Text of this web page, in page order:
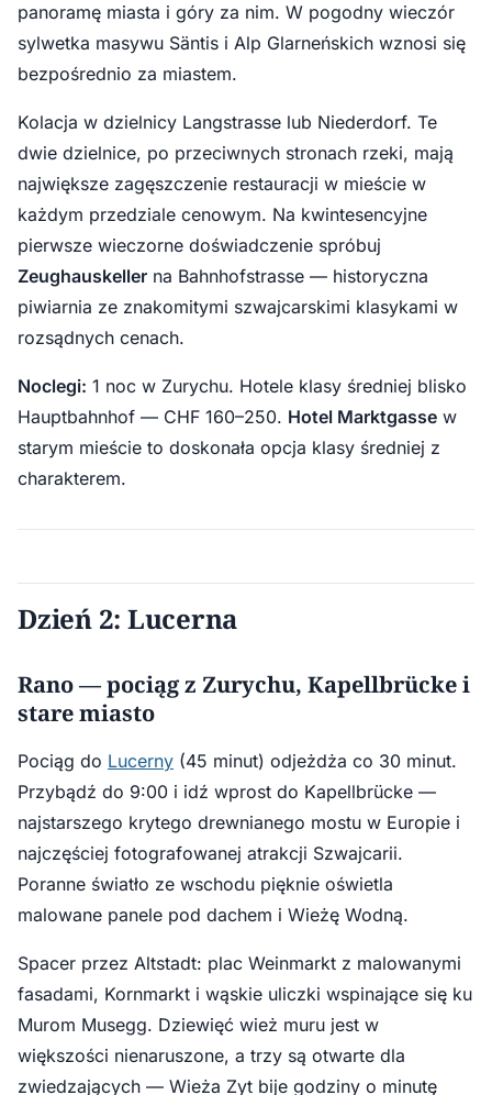
panoramę miasta i góry za nim. W pogodny wieczór
sylwetka masywu Säntis i Alp Glarneńskich wznosi się
bezpośrednio za miastem.
Kolacja w dzielnicy Langstrasse lub Niederdorf. Te
dwie dzielnice, po przeciwnych stronach rzeki, mają
największe zagęszczenie restauracji w mieście w
każdym przedziale cenowym. Na kwintesencyjne
pierwsze wieczorne doświadczenie spróbuj
Zeughauskeller na Bahnhofstrasse — historyczna
piwiarnia ze znakomitymi szwajcarskimi klasykami w
rozsądnych cenach.
Noclegi: 1 noc w Zurychu. Hotele klasy średniej blisko
Hauptbahnhof — CHF 160–250. Hotel Marktgasse w
starym mieście to doskonała opcja klasy średniej z
charakterem.
Dzień 2: Lucerna
Rano — pociąg z Zurychu, Kapellbrücke i
stare miasto
Pociąg do Lucerny (45 minut) odjeżdża co 30 minut.
Przybądź do 9:00 i idź wprost do Kapellbrücke —
najstarszego krytego drewnianego mostu w Europie i
najczęściej fotografowanej atrakcji Szwajcarii.
Poranne światło ze wschodu pięknie oświetla
malowane panele pod dachem i Wieżę Wodną.
Spacer przez Altstadt: plac Weinmarkt z malowanymi
fasadami, Kornmarkt i wąskie uliczki wspinające się ku
Murom Musegg. Dziewięć wież muru jest w
większości nienaruszone, a trzy są otwarte dla
zwiedzających — Wieża Zyt bije godziny o minutę